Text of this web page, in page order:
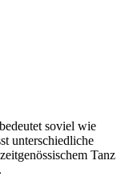
soviel wie
unterschiedliche
Tanz